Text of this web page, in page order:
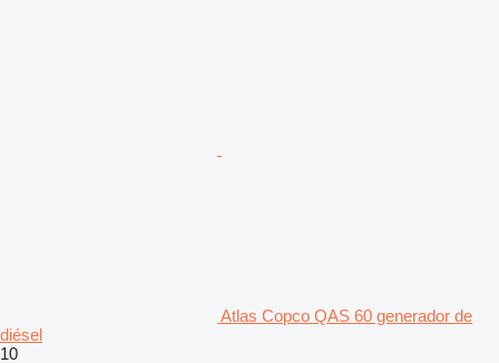
Atlas Copco QAS 60 generador de
diésel
10